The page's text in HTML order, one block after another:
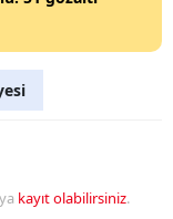
kayıt olabilirsiniz.